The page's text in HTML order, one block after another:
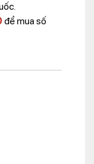
để mua số